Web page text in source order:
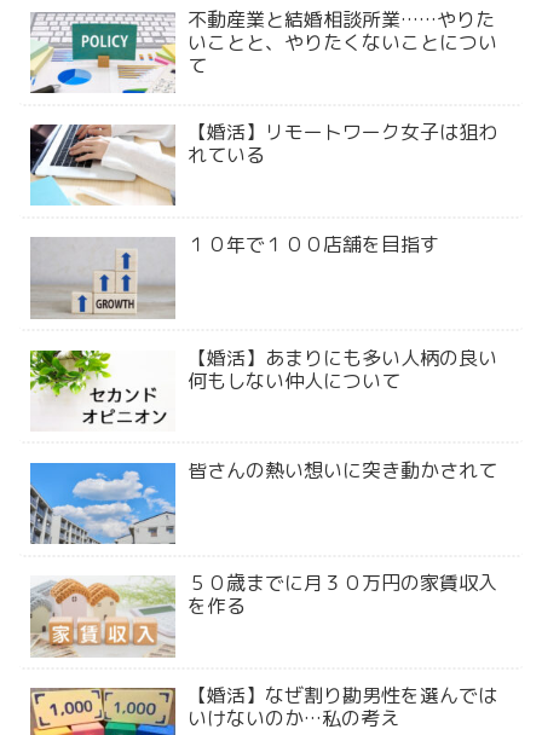
不動産業と結婚相談所業……やりた
いことと、やりたくないことについ
て
【婚活】リモートワーク女子は狙わ
れている
１０年で１００店舗を目指す
【婚活】あまりにも多い人柄の良い
何もしない仲人について
皆さんの熱い想いに突き動かされて
５０歳までに月３０万円の家賃収入
を作る
【婚活】なぜ割り勘男性を選んでは
いけないのか…私の考え